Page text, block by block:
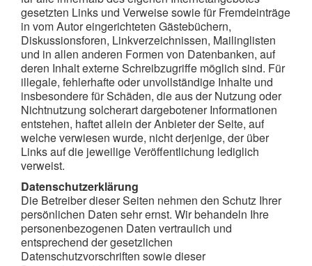
gesetzten Links und Verweise sowie für Fremdeinträge
in vom Autor eingerichteten Gästebüchern,
Diskussionsforen, Linkverzeichnissen, Mailinglisten
und in allen anderen Formen von Datenbanken, auf
deren Inhalt externe Schreibzugriffe möglich sind. Für
illegale, fehlerhafte oder unvollständige Inhalte und
insbesondere für Schäden, die aus der Nutzung oder
Nichtnutzung solcherart dargebotener Informationen
entstehen, haftet allein der Anbieter der Seite, auf
welche verwiesen wurde, nicht derjenige, der über
Links auf die jeweilige Veröffentlichung lediglich
verweist.
Datenschutzerklärung
Die Betreiber dieser Seiten nehmen den Schutz Ihrer
persönlichen Daten sehr ernst. Wir behandeln Ihre
personenbezogenen Daten vertraulich und
entsprechend der gesetzlichen
Datenschutzvorschriften sowie dieser